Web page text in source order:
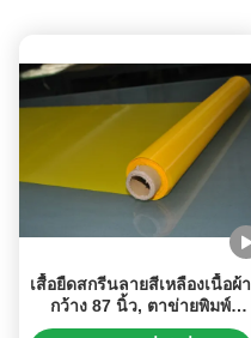
เสื้อยืดสกรีนลายสีเหลืองเนื้อผ้า
กว้าง 87 นิ้ว, ตาข่ายพิมพ์
โพลีเอสเตอร์โมดูลัสสูง